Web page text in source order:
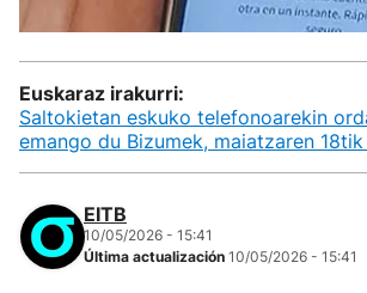
Euskaraz irakurri:
Saltokietan eskuko telefonoarekin
emango du Bizumek, maiatzaren
EITB
10/05/2026 - 15:41
Última actualización 10/05/2026 - 15:41